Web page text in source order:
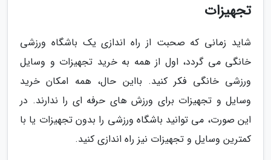
تجهیزات
شاید زمانی که صحبت از راه اندازی یک باشگاه ورزشی
خانگی می گردد، اول از همه به خرید تجهیزات و وسایل
ورزشی خانگی فکر کنید. بااین حال، همه امکان خرید
وسایل و تجهیزات برای ورزش های حرفه ای را ندارند. در
این صورت، می توانید باشگاه ورزشی را بدون تجهیزات یا با
کمترین وسایل و تجهیزات نیز راه اندازی کنید.